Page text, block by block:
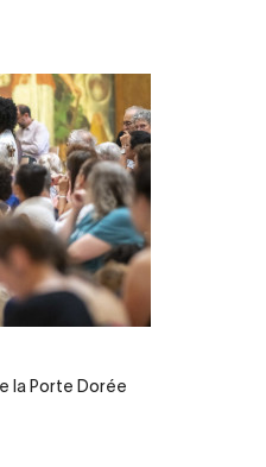
la Porte Dorée